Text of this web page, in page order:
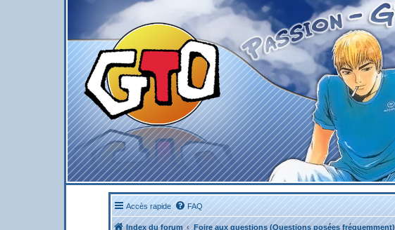
Accès rapide FAQ
Index du forum Foire aux questions (Questions posées fréquemment)